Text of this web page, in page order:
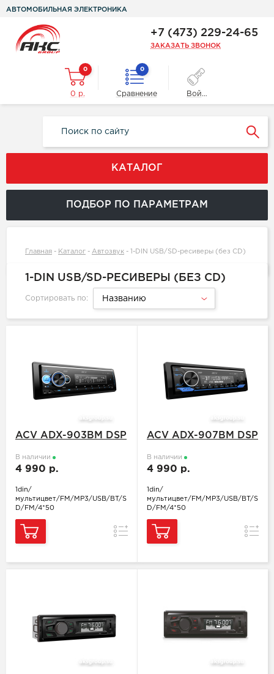
АВТОМОБИЛЬНАЯ ЭЛЕКТРОНИКА
+7 (473) 229-24-65
ЗАКАЗАТЬ ЗВОНОК
0
0 р.
0
Сравнение Войти
КАТАЛОГ
ПОДБОР ПО ПАРАМЕТРАМ
Главная - Каталог - Автозвук - 1-DIN USB/SD-ресиверы (без CD)
1-DIN USB/SD-РЕСИВЕРЫ (БЕЗ CD)
Сортировать по: Названию
ACV ADX-903BM DSP
В наличии
4 990 р.
1din/
мультицвет/FM/MP3/USB/BT/S
D/FM/4*50
Сравнение
ACV ADX-907BM DSP
В наличии
4 990 р.
1din/
мультицвет/FM/MP3/USB/BT/S
D/FM/4*50